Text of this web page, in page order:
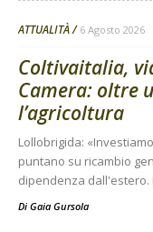
ATTUALITÀ 6 Agosto 2026
Coltivaitalia,
Camera: oltre
l’agricoltura
Lollobrigida:
puntano su ricambio
dipendenza dall'estero.
Di Gaia Gursola